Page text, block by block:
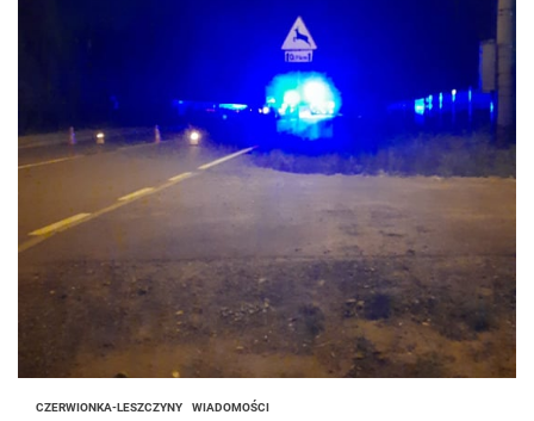
CZERWIONKA-LESZCZYNY WIADOMOŚCI